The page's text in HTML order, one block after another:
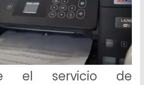
el servicio de